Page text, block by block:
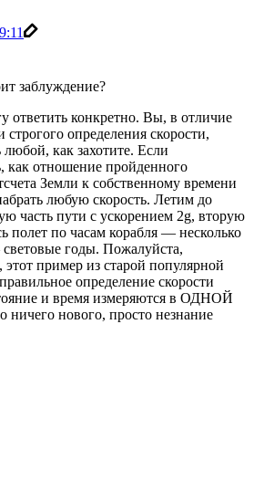
заблуждение?
ответить конкретно. Вы, в отличие
определения скорости,
как захотите. Если
как отношение пройденного
Земли к собственному времени
любую скорость. Летим до
часть пути с ускорением 2g, вторую
полет по часам корабля — несколько
годы. Пожалуйста,
этот пример из старой популярной
определение скорости
и время измеряются в ОДНОЙ
ничего нового, просто незнание